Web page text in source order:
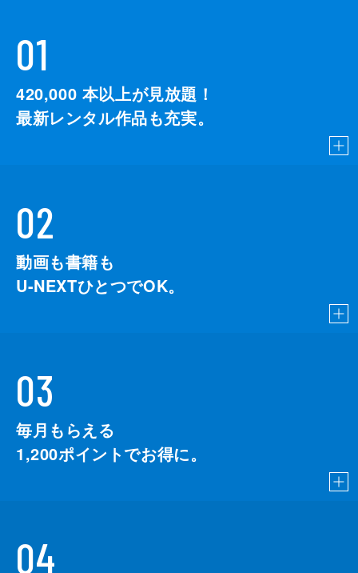
01
420,000 本以上が見放題！
最新レンタル作品も充実。
02
動画も書籍も
U-NEXTひとつでOK。
03
毎月もらえる
1,200ポイントでお得に。
04